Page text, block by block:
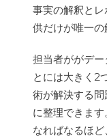
事実の解釈と
供だけが唯一の
担当者ががデ
とには大きく2
術が解決する
に整理できま
なればなるほ